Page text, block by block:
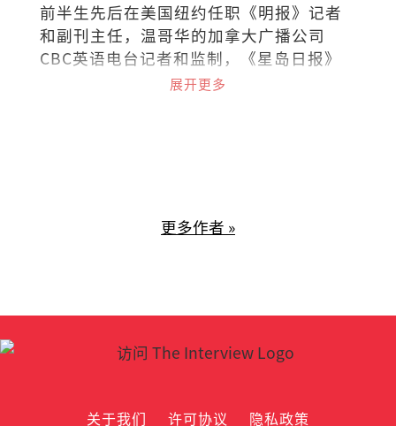
前半生先后在美国纽约任职《明报》记者
和副刊主任，温哥华的加拿大广播公司
CBC英语电台记者和监制，《星岛日报》
及《世界日报》记者，《温哥华中文电视
展开更多
更多作者 »
关于我们 许可协议
隐私政策